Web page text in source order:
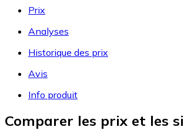
Prix
Analyses
Historique des prix
Avis
Info produit
Comparer les prix et les